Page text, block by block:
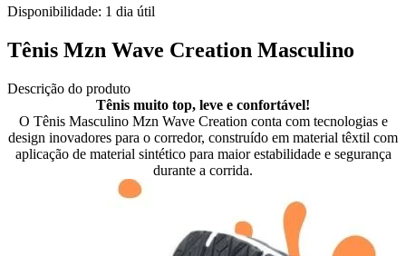
Disponibilidade: 1 dia útil
Tênis Mzn Wave Creation Masculino
Descrição do produto
Tênis muito top, leve e confortável!
O Tênis Masculino Mzn Wave Creation conta com tecnologias e
design inovadores para o corredor, construído em material têxtil com
aplicação de material sintético para maior estabilidade e segurança
durante a corrida.